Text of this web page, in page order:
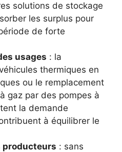
solutions de stockage
les surplus pour
de forte
usages : la
thermiques en
ou le remplacement
gaz par des pompes à
la demande
à équilibrer le
producteurs : sans